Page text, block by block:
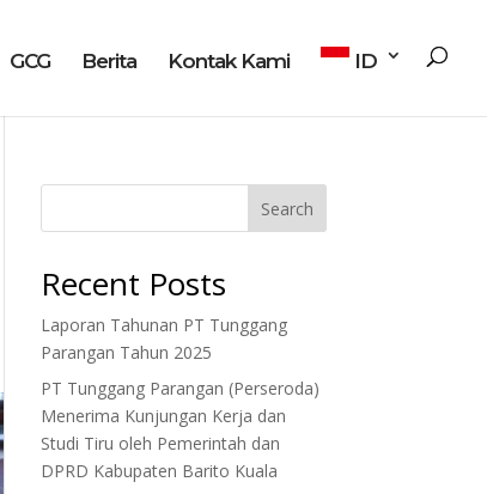
GCG Berita Kontak Kami ID
Search
Recent Posts
Laporan Tahunan PT Tunggang
Parangan Tahun 2025
PT Tunggang Parangan (Perseroda)
Menerima Kunjungan Kerja dan
Studi Tiru oleh Pemerintah dan
DPRD Kabupaten Barito Kuala